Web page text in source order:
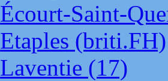
Écourt-Saint-
Etaples (briti.FH)
Laventie (17)